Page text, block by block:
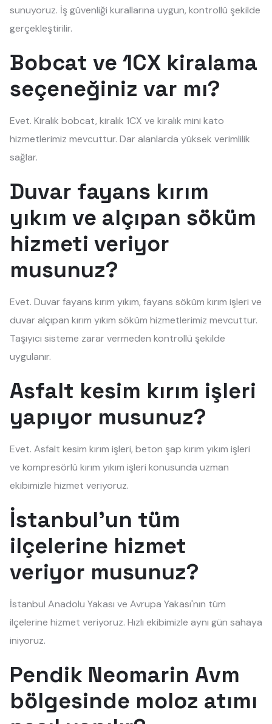
sunuyoruz. İş güvenliği kurallarına uygun, kontrollü şekilde
gerçekleştirilir.
Bobcat ve 1CX kiralama
seçeneğiniz var mı?
Evet. Kiralık bobcat, kiralık 1CX ve kiralık mini kato
hizmetlerimiz mevcuttur. Dar alanlarda yüksek verimlilik
sağlar.
Duvar fayans kırım
yıkım ve alçıpan söküm
hizmeti veriyor
musunuz?
Evet. Duvar fayans kırım yıkım, fayans söküm kırım işleri ve
duvar alçıpan kırım yıkım söküm hizmetlerimiz mevcuttur.
Taşıyıcı sisteme zarar vermeden kontrollü şekilde
uygulanır.
Asfalt kesim kırım işleri
yapıyor musunuz?
Evet. Asfalt kesim kırım işleri, beton şap kırım yıkım işleri
ve kompresörlü kırım yıkım işleri konusunda uzman
ekibimizle hizmet veriyoruz.
İstanbul'un tüm
ilçelerine hizmet
veriyor musunuz?
İstanbul Anadolu Yakası ve Avrupa Yakası'nın tüm
ilçelerine hizmet veriyoruz. Hızlı ekibimizle aynı gün sahaya
iniyoruz.
Pendik Neomarin Avm
bölgesinde moloz atımı